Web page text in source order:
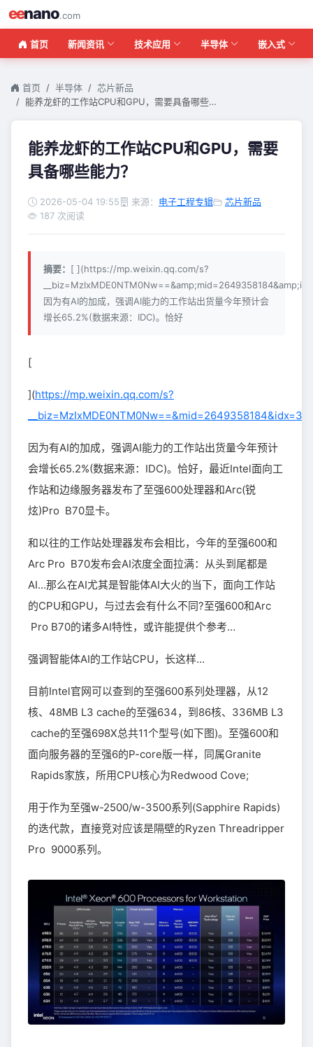
eenano.com
首页 新闻资讯 技术应用 半导体 嵌入式
首页 半导体
芯片新品
能养龙虾的工作站CPU和GPU，需要具备哪些…
能养龙虾的工作站CPU和GPU，需要
具备哪些能力？
2026-05-04 19:55 来源： 电子工程专辑
芯片新品
187 次阅读
摘要： [ ](https://mp.weixin.qq.com/s?
因为有AI的加成，强调AI能力的工作站出货量今年预计会
增长65.2%(数据来源：IDC)。恰好
[
](https://mp.weixin.qq.com/s?
因为有AI的加成，强调AI能力的工作站出货量今年预计
会增长65.2%(数据来源：IDC)。恰好，最近Intel面向工
作站和边缘服务器发布了至强600处理器和Arc(锐
炫)Pro B70显卡。
和以往的工作站处理器发布会相比，今年的至强600和
Arc Pro B70发布会AI浓度全面拉满：从头到尾都是
AI...那么在AI尤其是智能体AI大火的当下，面向工作站
的CPU和GPU，与过去会有什么不同?至强600和Arc
Pro B70的诸多AI特性，或许能提供个参考…
强调智能体AI的工作站CPU，长这样…
目前Intel官网可以查到的至强600系列处理器，从12
核、48MB L3 cache的至强634，到86核、336MB L3
cache的至强698X总共11个型号(如下图)。至强600和
面向服务器的至强6的P-core版一样，同属Granite
Rapids家族，所用CPU核心为Redwood Cove;
用于作为至强w-2500/w-3500系列(Sapphire Rapids)
的迭代款，直接竞对应该是隔壁的Ryzen Threadripper
Pro 9000系列。